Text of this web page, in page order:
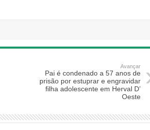
Avançar
Pai é condenado a 57 anos de
prisão por estuprar e engravidar
filha adolescente em Herval D’
Oeste